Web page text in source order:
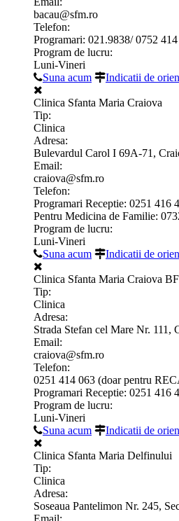
bacau@sfm.ro
Telefon:
Programari: 021.9838/ 0752
Program de lucru:
Luni-Vineri
Suna acum
Indicatii de
Clinica Sfanta Maria Craiova
Tip:
Clinica
Adresa:
Bulevardul Carol I 69A-71,
Email:
craiova@sfm.ro
Telefon:
Programari Receptie: 0251 416
Pentru Medicina de Familie:
Program de lucru:
Luni-Vineri
Suna acum
Indicatii de
Clinica Sfanta Maria Craiova
Tip:
Clinica
Adresa:
Strada Stefan cel Mare Nr. 111,
Email:
craiova@sfm.ro
Telefon:
0251 414 063 (doar pentru
Programari Receptie: 0251 416
Program de lucru:
Luni-Vineri
Suna acum
Indicatii de
Clinica Sfanta Maria Delfinului
Tip:
Clinica
Adresa:
Soseaua Pantelimon Nr. 245,
Email: